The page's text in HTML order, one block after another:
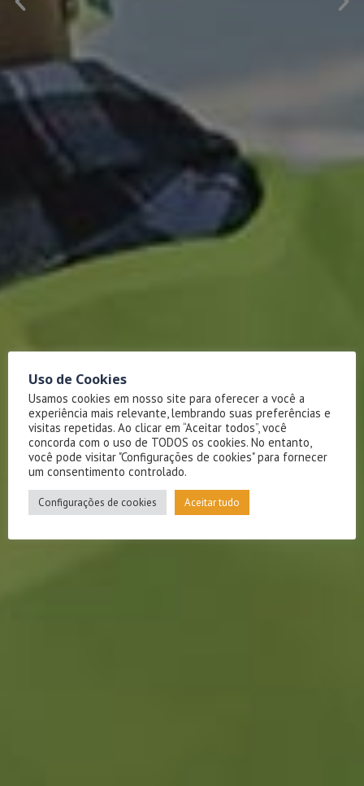
Uso de Cookies
Usamos cookies em nosso site para oferecer a você a
experiência mais relevante, lembrando suas preferências e
visitas repetidas. Ao clicar em “Aceitar todos”, você
concorda com o uso de TODOS os cookies. No entanto,
você pode visitar "Configurações de cookies" para fornecer
um consentimento controlado.
Configurações de cookies Aceitar tudo